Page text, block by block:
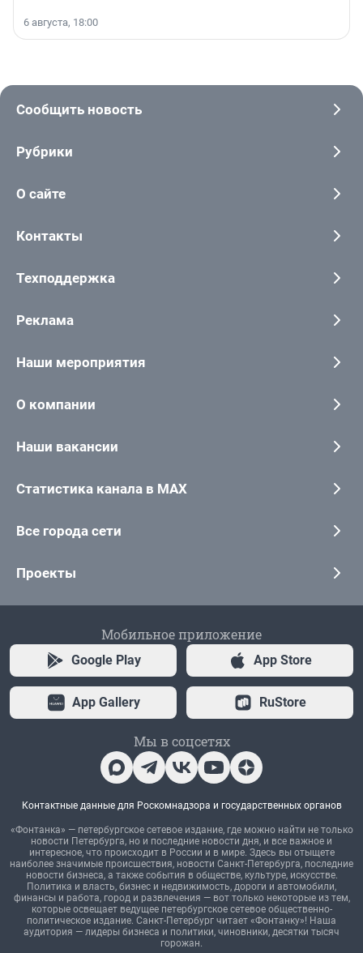
6 августа, 18:00
Сообщить новость
Рубрики
О сайте
Контакты
Техподдержка
Реклама
Наши мероприятия
О компании
Наши вакансии
Статистика канала в MAX
Все города сети
Проекты
Мобильное приложение
Google Play App Store
App Gallery RuStore
Мы в соцсетях
Контактные данные для Роскомнадзора и государственных органов
«Фонтанка» — петербургское сетевое издание, где можно найти не только
новости Петербурга, но и последние новости дня, и все важное и
интересное, что происходит в России и в мире. Здесь вы отыщете
наиболее значимые происшествия, новости Санкт-Петербурга, последние
новости бизнеса, а также события в обществе, культуре, искусстве.
Политика и власть, бизнес и недвижимость, дороги и автомобили,
финансы и работа, город и развлечения — вот только некоторые из тем,
которые освещает ведущее петербургское сетевое общественно-
политическое издание. Санкт-Петербург читает «Фонтанку»! Наша
аудитория — лидеры бизнеса и политики, чиновники, десятки тысяч
горожан.